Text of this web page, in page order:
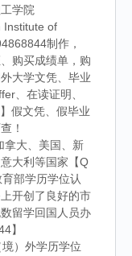
学院
Institute of
制作，
购买成绩单，购
大学文凭、毕业
、在读证明、
假文凭、假毕业
！
大、美国、新
大利等国家【Q
部学历学位认
开创了良好的市
留学回国人员办
】
）外学历学位